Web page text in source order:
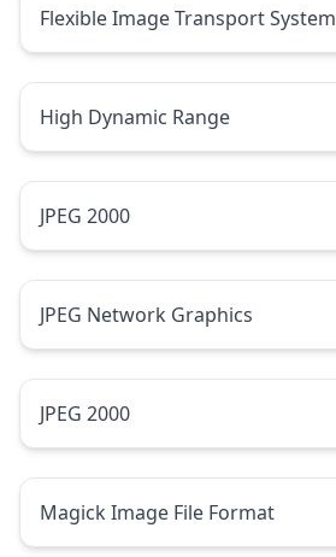
Flexible Image Transport System
High Dynamic Range
JPEG 2000
JPEG Network Graphics
JPEG 2000
Magick Image File Format